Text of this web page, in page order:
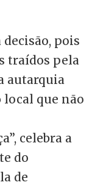
decisão, pois
traídos pela
autarquia
que não
celebra a
do
de